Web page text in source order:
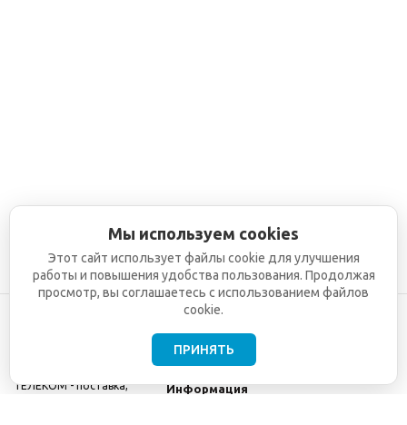
ТЕЛЕКОМ - поставка,
Информация
Мы используем cookies
Этот сайт использует файлы cookie для улучшения
работы и повышения удобства пользования. Продолжая
просмотр, вы соглашаетесь с использованием файлов
cookie.
ПРИНЯТЬ